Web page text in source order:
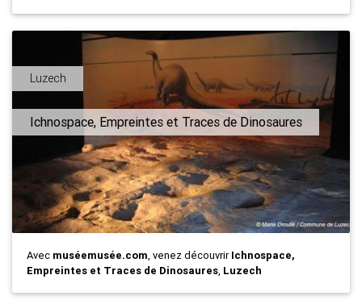
Luzech
Ichnospace, Empreintes et Traces de Dinosaures
Avec muséemusée.com, venez découvrirIchnospace,
Empreintes et Traces de Dinosaures, Luzech